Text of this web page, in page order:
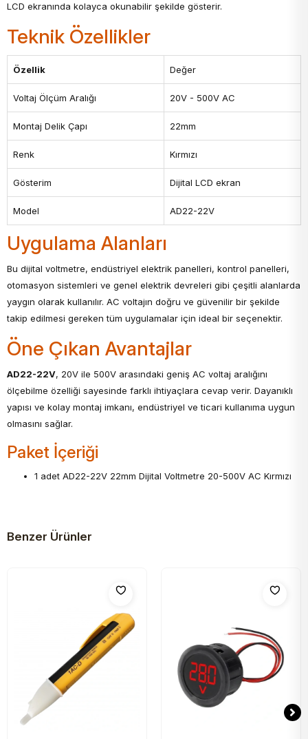
LCD ekranında kolayca okunabilir şekilde gösterir.
Teknik Özellikler
Özellik Değer
Voltaj Ölçüm Aralığı 20V - 500V AC
Montaj Delik Çapı 22mm
Renk Kırmızı
Gösterim Dijital LCD ekran
Model AD22-22V
Uygulama Alanları
Bu dijital voltmetre, endüstriyel elektrik panelleri, kontrol panelleri,
otomasyon sistemleri ve genel elektrik devreleri gibi çeşitli alanlarda
yaygın olarak kullanılır. AC voltajın doğru ve güvenilir bir şekilde
takip edilmesi gereken tüm uygulamalar için ideal bir seçenektir.
Öne Çıkan Avantajlar
AD22-22V, 20V ile 500V arasındaki geniş AC voltaj aralığını
ölçebilme özelliği sayesinde farklı ihtiyaçlara cevap verir. Dayanıklı
yapısı ve kolay montaj imkanı, endüstriyel ve ticari kullanıma uygun
olmasını sağlar.
Paket İçeriği
1 adet AD22-22V 22mm Dijital Voltmetre 20-500V AC Kırmızı
Benzer Ürünler